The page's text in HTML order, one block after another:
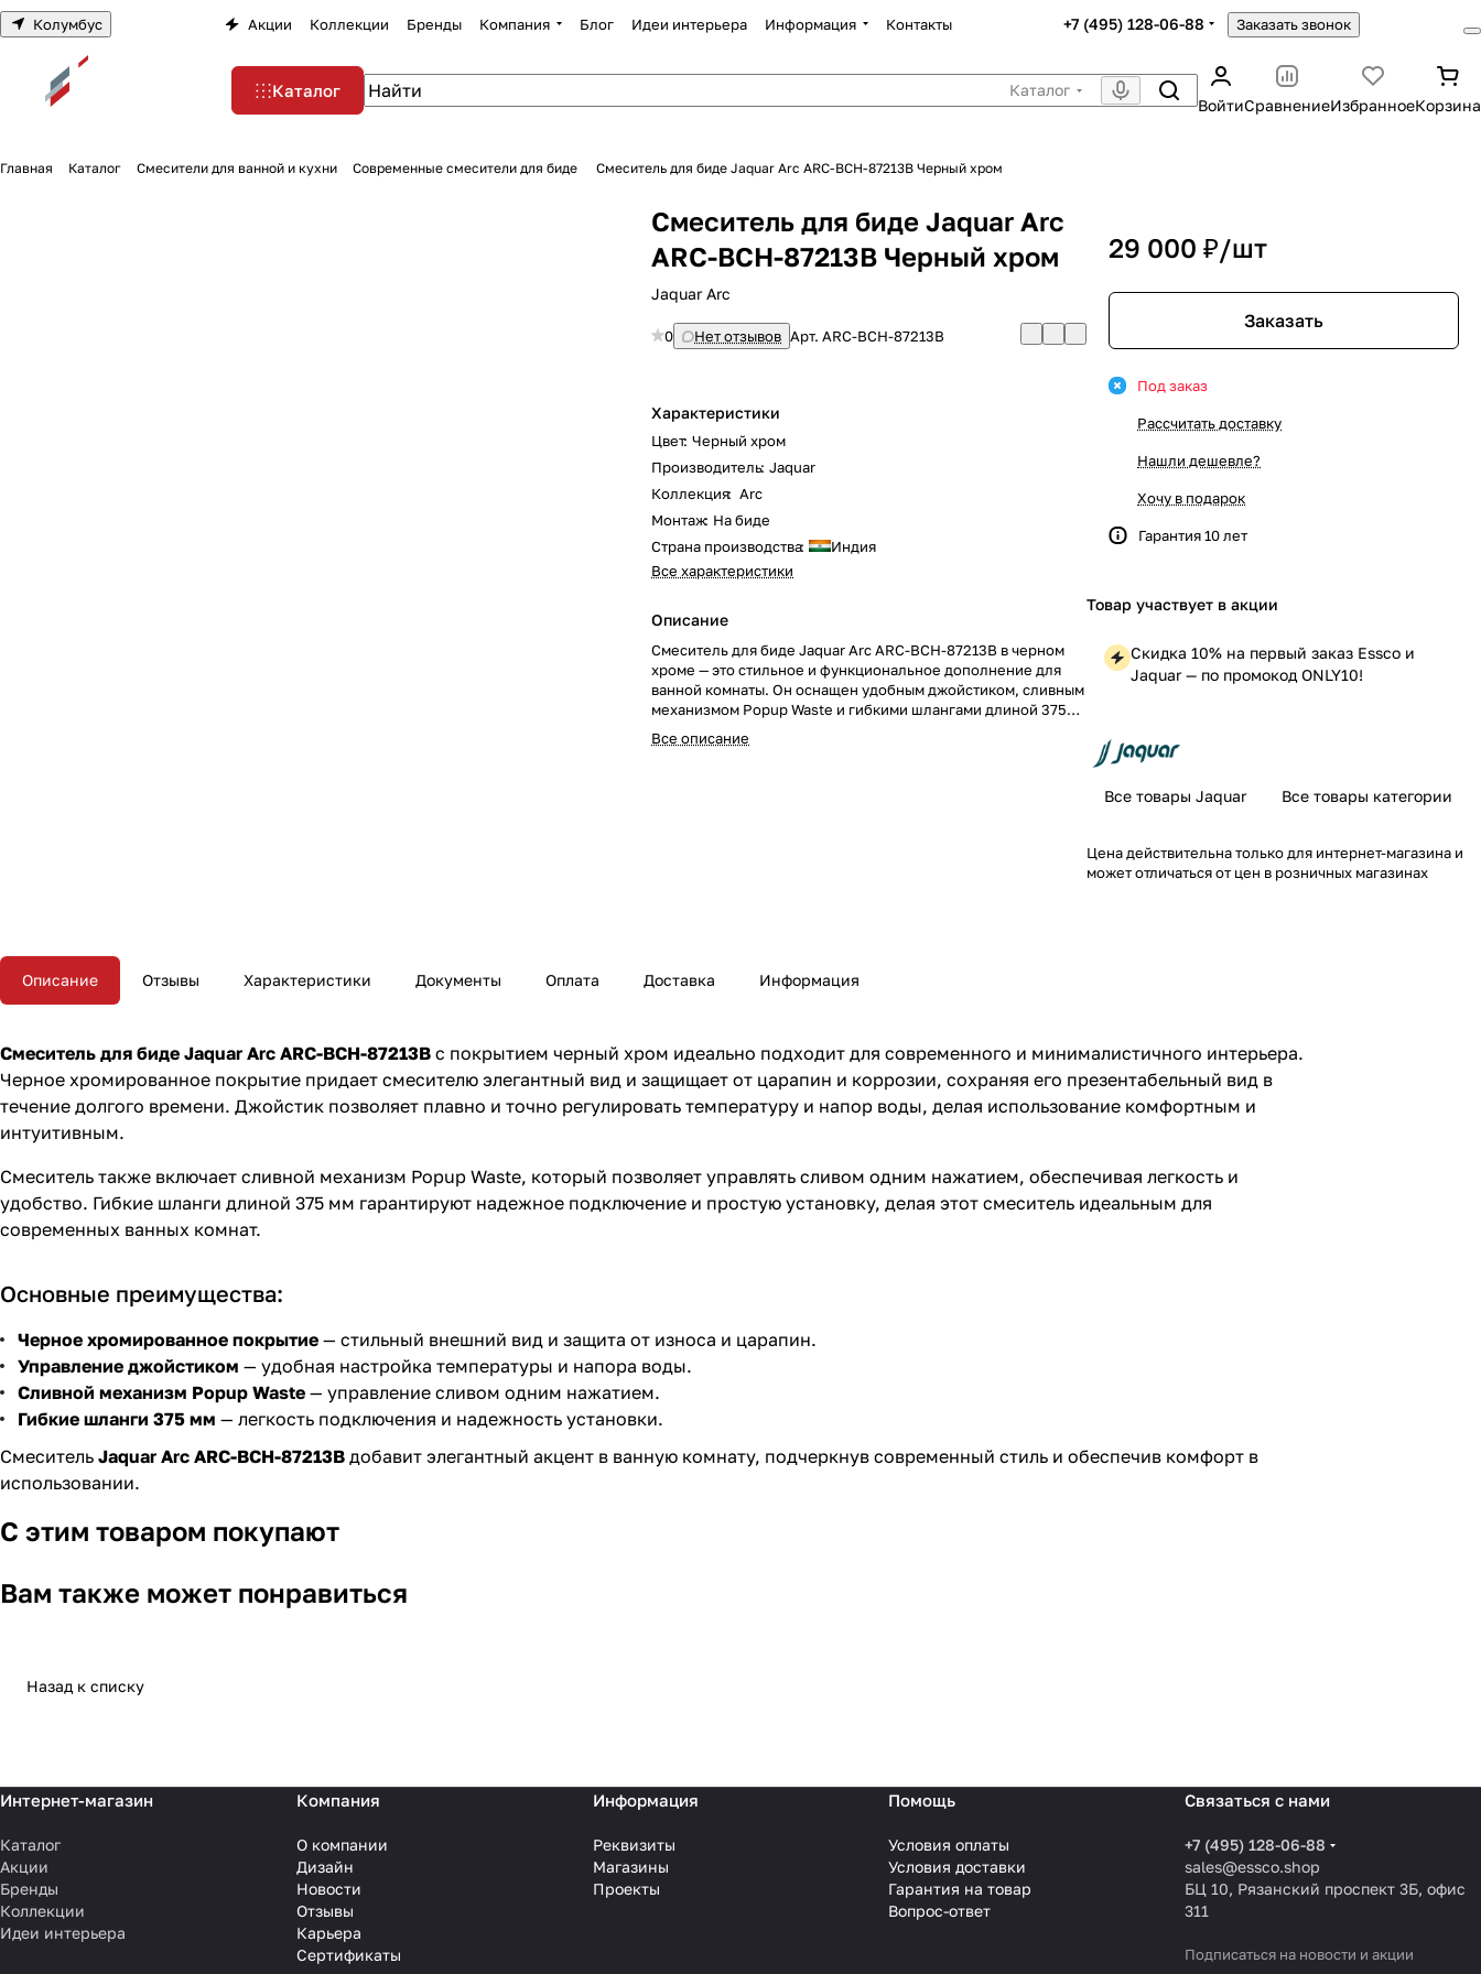
Колумбус Акции Коллекции Бренды Компания Блог Идеи интерьера Информация Контакты +7 (495) 128-06-88 Заказать звонок
Каталог
Каталог
ВойтиСравнениеИзбранноеКорзина
Главная Каталог Смесители для ванной и кухни Современные смесители для биде Смеситель для биде Jaquar Arc ARC-BCH-87213B Черный хром
Смеситель для биде Jaquar Arc
ARC-BCH-87213B Черный хром
Jaquar Arc
0 Нет отзывов Арт.ARC-BCH-87213B
Характеристики
Цвет: Черный хром
Производитель: Jaquar
Коллекция: Arc
Монтаж: На биде
Страна производства:
Индия
Все характеристики
Описание
Смеситель для биде Jaquar Arc ARC-BCH-87213B в черном
хроме — это стильное и функциональное дополнение для
ванной комнаты. Он оснащен удобным джойстиком, сливным
механизмом Popup Waste и гибкими шлангами длиной 375
мм для легкости установки и комфорта использования.
Все описание
29 000 ₽/шт
Заказать
Под заказ
Рассчитать доставку
Нашли дешевле?
Хочу в подарок
Гарантия 10 лет
Товар участвует в акции
Скидка 10% на первый заказ Essco и
Jaquar — по промокод ONLY10!
Все товары Jaquar Все товары категории
Цена действительна только для интернет-магазина и
может отличаться от цен в розничных магазинах
Описание Отзывы Характеристики Документы Оплата Доставка Информация
Смеситель для биде Jaquar Arc ARC-BCH-87213B с покрытием черный хром идеально подходит для современного и минималистичного интерьера.
Черное хромированное покрытие придает смесителю элегантный вид и защищает от царапин и коррозии, сохраняя его презентабельный вид в
течение долгого времени. Джойстик позволяет плавно и точно регулировать температуру и напор воды, делая использование комфортным и
интуитивным.
Смеситель также включает сливной механизм Popup Waste, который позволяет управлять сливом одним нажатием, обеспечивая легкость и
удобство. Гибкие шланги длиной 375 мм гарантируют надежное подключение и простую установку, делая этот смеситель идеальным для
современных ванных комнат.
Основные преимущества:
Черное хромированное покрытие — стильный внешний вид и защита от износа и царапин.
Управление джойстиком — удобная настройка температуры и напора воды.
Сливной механизм Popup Waste — управление сливом одним нажатием.
Гибкие шланги 375 мм — легкость подключения и надежность установки.
Смеситель Jaquar Arc ARC-BCH-87213B добавит элегантный акцент в ванную комнату, подчеркнув современный стиль и обеспечив комфорт в
использовании.
С этим товаром покупают
Вам также может понравиться
Назад к списку
Интернет-магазин
Каталог
Акции
Бренды
Коллекции
Идеи интерьера
Компания
О компании
Дизайн
Новости
Отзывы
Карьера
Сертификаты
Информация
Реквизиты
Магазины
Проекты
Помощь
Условия оплаты
Условия доставки
Гарантия на товар
Вопрос-ответ
Связаться с нами
+7 (495) 128-06-88
sales@essco.shop
БЦ 10, Рязанский проспект 3Б, офис
311
Подписаться на новости и акции